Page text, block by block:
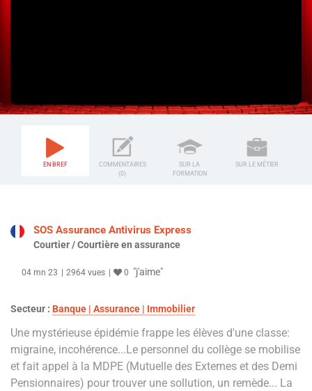
EN BREF
COMMENTAIRES
(0)
SUR LA
FORMATION
SUR LE MÉTIER
SOS Assurance Antivirus Express
Courtier / Courtière en assurance
04 mn 23 2964 vues 0 "j'aime"
Secteur : Banque | Assurance | Immobilier
Une mystérieuse épidémie frappe les élèves d'une classe:
migraine, incohérence...Le personnel du collège se mobilise
et fait appel à la MDPE (Mutuelle des Externes et des Demi
Pensionnaires) pour trouver une sollution, un remède... La